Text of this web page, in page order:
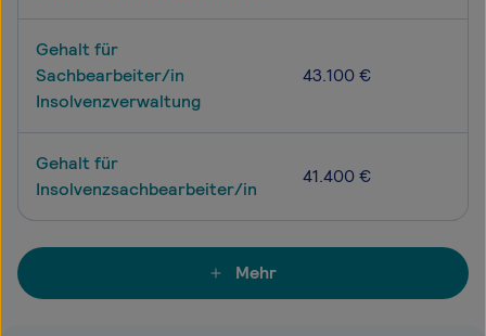
Gehalt für
Sachbearbeiter/in
Insolvenzverwaltung
43.100 €
Gehalt für
Insolvenzsachbearbeiter/in
41.400 €
Mehr